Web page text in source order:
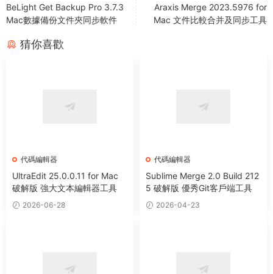
BeLight Get Backup Pro 3.7.3
Mac數據備份文件夾同步軟件
Araxis Merge 2023.5976 for
Mac 文件比較合并及同步工具
猜你喜歡
代碼編輯器
UltraEdit 25.0.0.11 for Mac
破解版 強大文本編輯器工具
2026-06-28
代碼編輯器
Sublime Merge 2.0 Build 212
5 破解版 優秀Git客戶端工具
2026-04-23